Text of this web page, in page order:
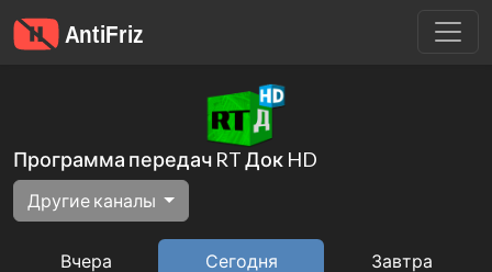
Программа передач RT Док HD
Другие каналы
Вчера Сегодня Завтра